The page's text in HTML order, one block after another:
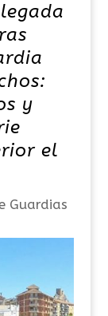
y
el
Guardias